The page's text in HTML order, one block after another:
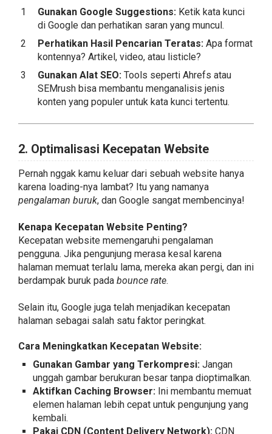
Gunakan Google Suggestions: Ketik kata kunci
di Google dan perhatikan saran yang muncul.
Perhatikan Hasil Pencarian Teratas: Apa format
kontennya? Artikel, video, atau listicle?
Gunakan Alat SEO: Tools seperti Ahrefs atau
SEMrush bisa membantu menganalisis jenis
konten yang populer untuk kata kunci tertentu.
2. Optimalisasi Kecepatan Website
Pernah nggak kamu keluar dari sebuah website hanya
karena loading-nya lambat? Itu yang namanya
pengalaman buruk, dan Google sangat membencinya!
Kenapa Kecepatan Website Penting?
Kecepatan website memengaruhi pengalaman
pengguna. Jika pengunjung merasa kesal karena
halaman memuat terlalu lama, mereka akan pergi, dan ini
berdampak buruk pada bounce rate.
Selain itu, Google juga telah menjadikan kecepatan
halaman sebagai salah satu faktor peringkat.
Cara Meningkatkan Kecepatan Website:
Gunakan Gambar yang Terkompresi: Jangan
unggah gambar berukuran besar tanpa dioptimalkan.
Aktifkan Caching Browser: Ini membantu memuat
elemen halaman lebih cepat untuk pengunjung yang
kembali.
Pakai CDN (Content Delivery Network): CDN